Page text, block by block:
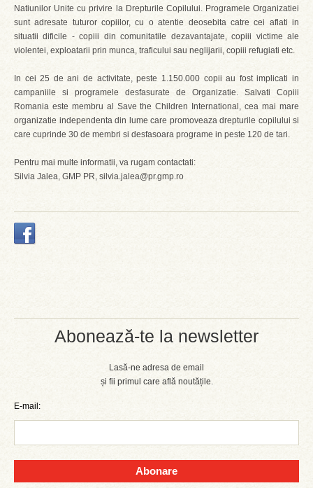
Abonează-te la newsletter
Lasă-ne adresa de email
și fii primul care află noutățile.
E-mail:
Abonare
Natiunilor Unite cu privire la Drepturile Copilului. Programele Organizatiei
sunt adresate tuturor copiilor, cu o atentie deosebita catre cei aflati in
situatii dificile - copiii din comunitatile dezavantajate, copiii victime ale
violentei, exploatarii prin munca, traficului sau neglijarii, copiii refugiati etc.
In cei 25 de ani de activitate, peste 1.150.000 copii au fost implicati in
campaniile si programele desfasurate de Organizatie. Salvati Copiii
Romania este membru al Save the Children International, cea mai mare
organizatie independenta din lume care promoveaza drepturile copilului si
care cuprinde 30 de membri si desfasoara programe in peste 120 de tari.
Pentru mai multe informatii, va rugam contactati:
Silvia Jalea, GMP PR, silvia.jalea@pr.gmp.ro